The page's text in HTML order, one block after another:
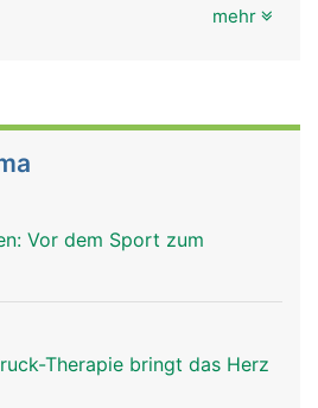
mehr
Vor dem Sport zum
Therapie bringt das Herz